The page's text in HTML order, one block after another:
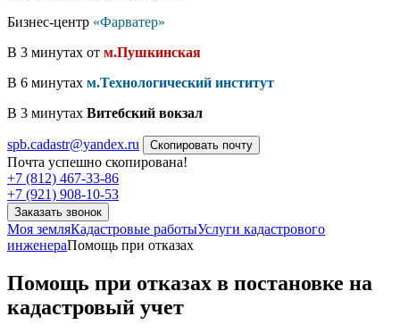
Бизнес-центр «Фарватер»
В 3 минутах от м.Пушкинская
В 6 минутах м.Технологический институт
В 3 минутах Витебский вокзал
spb.cadastr@yandex.ru Скопировать почту
Почта успешно скопирована!
+7 (812) 467-33-86
+7 (921) 908-10-53
Заказать звонок
Моя земляКадастровые работыУслуги кадастрового
инженераПомощь при отказах
Помощь при отказах в постановке на
кадастровый учет